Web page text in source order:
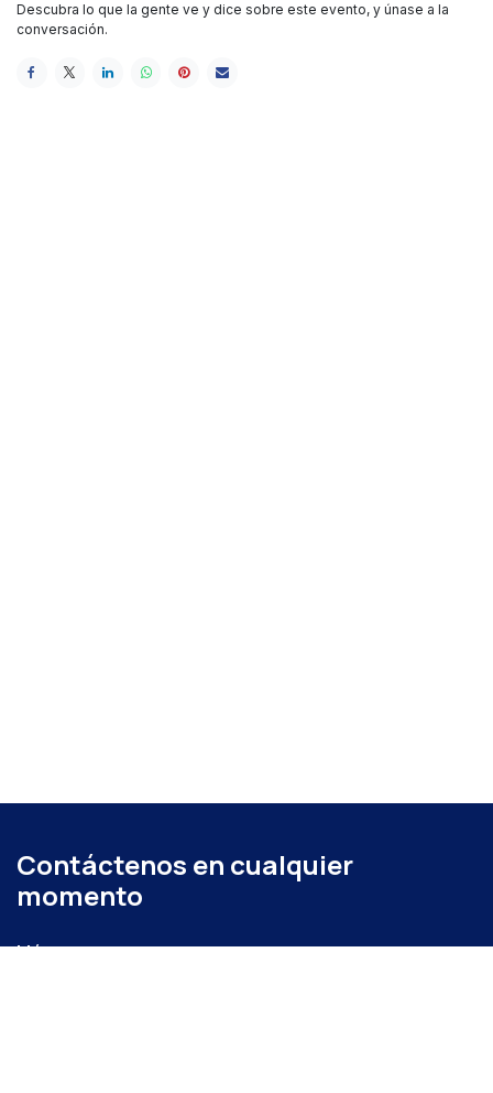
Descubra lo que la gente ve y dice sobre este evento, y únase a la
conversación.
Contáctenos en cualquier
momento
Llámenos